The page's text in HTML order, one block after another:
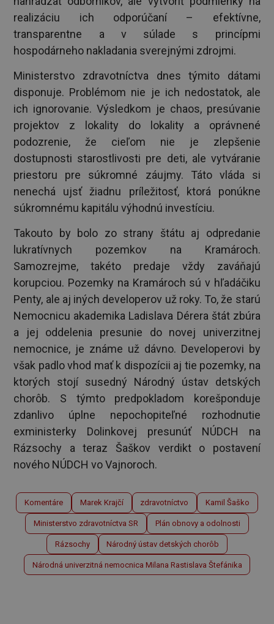
realizáciu ich odporúčaní – efektívne,
transparentne a v súlade s princípmi
hospodárneho nakladania sverejnými zdrojmi.
Ministerstvo zdravotníctva dnes týmito dátami
disponuje. Problémom nie je ich nedostatok, ale
ich ignorovanie. Výsledkom je chaos, presúvanie
projektov z lokality do lokality a oprávnené
podozrenie, že cieľom nie je zlepšenie
dostupnosti starostlivosti pre deti, ale vytváranie
priestoru pre súkromné záujmy. Táto vláda si
nenechá ujsť žiadnu príležitosť, ktorá ponúkne
súkromnému kapitálu výhodnú investíciu.
Takouto by bolo zo strany štátu aj odpredanie
lukratívnych pozemkov na Kramároch.
Samozrejme, takéto predaje vždy zaváňajú
korupciou. Pozemky na Kramároch sú v hľadáčiku
Penty, ale aj iných developerov už roky. To, že starú
Nemocnicu akademika Ladislava Dérera štát zbúra
a jej oddelenia presunie do novej univerzitnej
nemocnice, je známe už dávno. Developerovi by
však padlo vhod mať k dispozícii aj tie pozemky, na
ktorých stojí susedný Národný ústav detských
chorôb. S týmto predpokladom korešponduje
zdanlivo úplne nepochopiteľné rozhodnutie
exministerky Dolinkovej presunúť NÚDCH na
Rázsochy a teraz Šaškov verdikt o postavení
nového NÚDCH vo Vajnoroch.
Komentáre Marek Krajčí zdravotníctvo Kamil Šaško
Ministerstvo zdravotníctva SR Plán obnovy a odolnosti
Rázsochy Národný ústav detských chorôb
Národná univerzitná nemocnica Milana Rastislava Štefánika